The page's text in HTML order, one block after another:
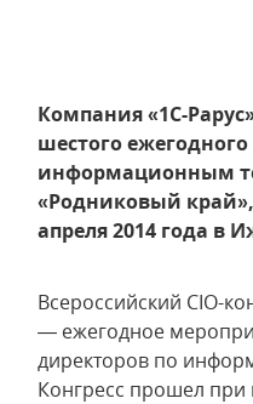
Компания «1С-
шестого ежегодного
информационным
«Родниковый
апреля 2014 года в
Всероссийский CIO-
— ежегодное
директоров по
Конгресс прошел